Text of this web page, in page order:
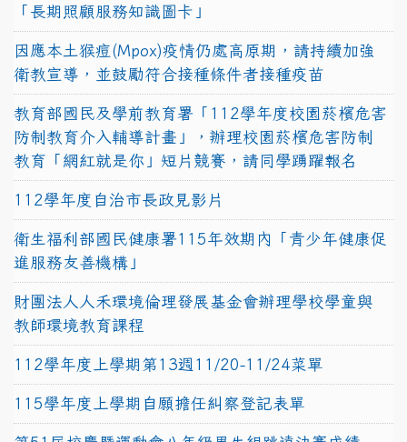
「長期照顧服務知識圖卡」
因應本土猴痘(Mpox)疫情仍處高原期，請持續加強
衛教宣導，並鼓勵符合接種條件者接種疫苗
教育部國民及學前教育署「112學年度校園菸檳危害
防制教育介入輔導計畫」，辦理校園菸檳危害防制
教育「網紅就是你」短片競賽，請同學踴躍報名
112學年度自治市長政見影片
衛生福利部國民健康署115年效期內「青少年健康促
進服務友善機構」
財團法人人禾環境倫理發展基金會辦理學校學童與
教師環境教育課程
112學年度上學期第13週11/20-11/24菜單
115學年度上學期自願擔任糾察登記表單